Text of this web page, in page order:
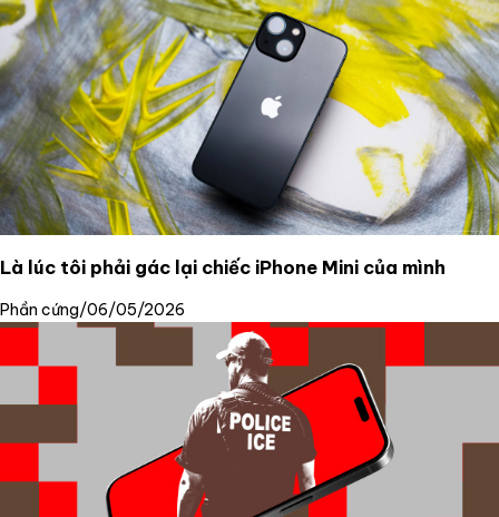
Là lúc tôi phải gác lại chiếc iPhone Mini của mình
Phần cứng/06/05/2026